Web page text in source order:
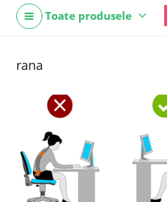
Toate produsele
rana